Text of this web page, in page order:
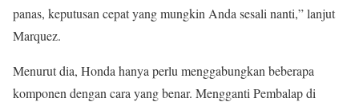
panas, keputusan cepat yang mungkin Anda sesali nanti,” lanjut
Marquez.
Menurut dia, Honda hanya perlu menggabungkan beberapa
komponen dengan cara yang benar. Mengganti Pembalap di